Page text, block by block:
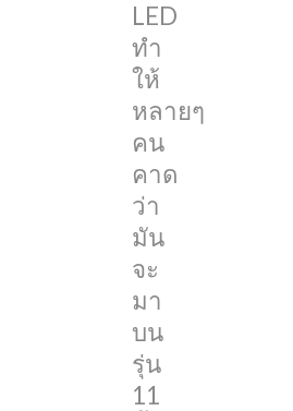
LED
ทำ
ให้
หลายๆ
คน
คาด
ว่า
มัน
จะ
มา
บน
รุ่น
11
รุ่น
11
นิ้ว
ใน
ปี
นี้
อย่าง
แน่นอน
อย่างไร
ก็ตาม
ล่าสุด
ดู
เหมือน